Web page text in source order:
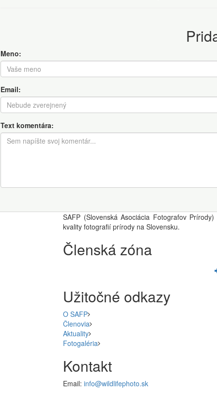
Meno:
Email:
Text komentára:
SAFP (Slovenská Asociácia Fotografov
kvality fotografií prírody na Slovensku.
Členská zóna
Užitočné odkazy
O SAFP
Členovia
Aktuality
Fotogaléria
Kontakt
Email: info@wildlifephoto.sk